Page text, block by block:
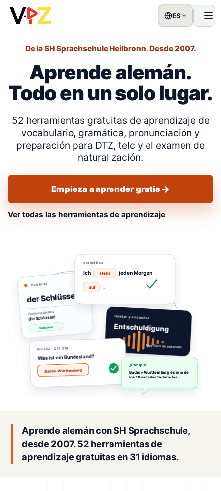
ES
De la SH Sprachschule Heilbronn. Desde 2007.
Aprende alemán.
Todo en un solo lugar.
52 herramientas gratuitas de aprendizaje de
vocabulario, gramática, pronunciación y
preparación para DTZ, telc y el examen de
naturalización.
Empieza a aprender gratis
Ver todas las herramientas de aprendizaje
Palabras
der Schlüssel
Formas plurales
die Schlüssel
Solución
gramática
Ich stehe jeden Morgen
auf .
Hablar y escuchar
Entschuldigung
Muy fácil de entender
Prueba · 21 / 310
Was ist ein Bundesland?
Baden-Württemberg
¿Por qué?
Baden-Württemberg es uno de
los 16 estados federados.
Aprende alemán con SH Sprachschule,
desde 2007. 52 herramientas de
aprendizaje gratuitas en 31 idiomas.